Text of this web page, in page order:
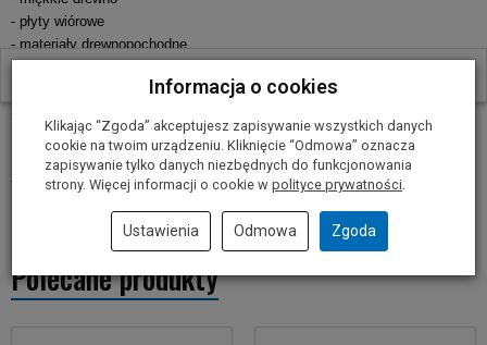
- płyty wiórowe
- materiały drewnopochodne
- metale kolorowe
Informacje o producencie
Polecane produkty
W ostatnich 30 dniach produktem interesują się
Informacja o cookies
Klikając “Zgoda” akceptujesz zapisywanie wszystkich danych
cookie na twoim urządzeniu. Kliknięcie “Odmowa” oznacza
zapisywanie tylko danych niezbędnych do funkcjonowania
strony. Więcej informacji o cookie w polityce prywatności
Ustawienia Odmowa Zgoda